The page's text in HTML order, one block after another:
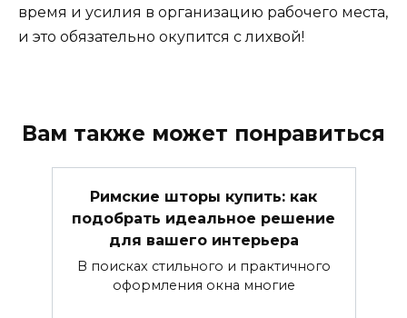
время и усилия в организацию рабочего места,
и это обязательно окупится с лихвой!
Вам также может понравиться
Римские шторы купить: как
подобрать идеальное решение
для вашего интерьера
В поисках стильного и практичного
оформления окна многие